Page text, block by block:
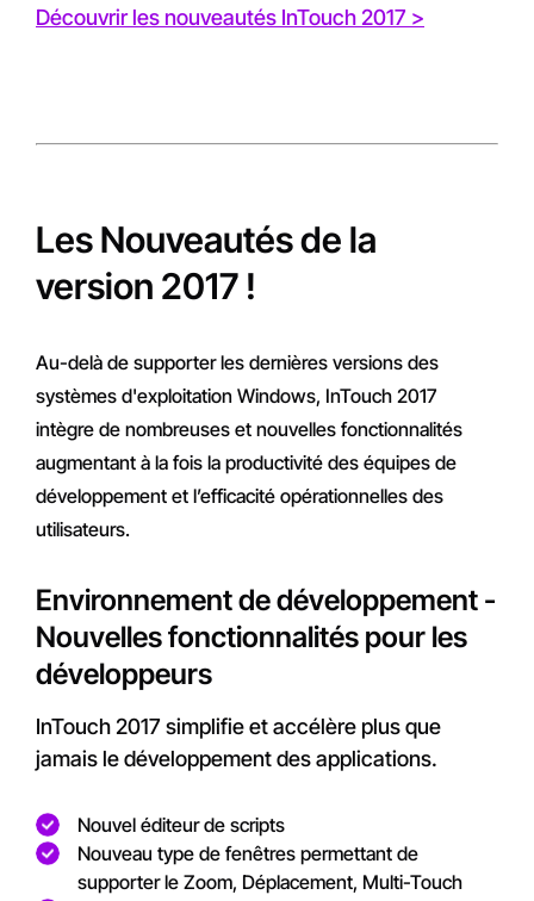
Découvrir les nouveautés InTouch 2017 >
Les Nouveautés de la
version 2017 !
Au-delà de supporter les dernières versions des
systèmes d'exploitation Windows, InTouch 2017
intègre de nombreuses et nouvelles fonctionnalités
augmentant à la fois la productivité des équipes de
développement et l’efficacité opérationnelles des
utilisateurs.
Environnement de développement -
Nouvelles fonctionnalités pour les
développeurs
InTouch 2017 simplifie et accélère plus que
jamais le développement des applications.
Nouvel éditeur de scripts
Nouveau type de fenêtres permettant de
supporter le Zoom, Déplacement, Multi-Touch